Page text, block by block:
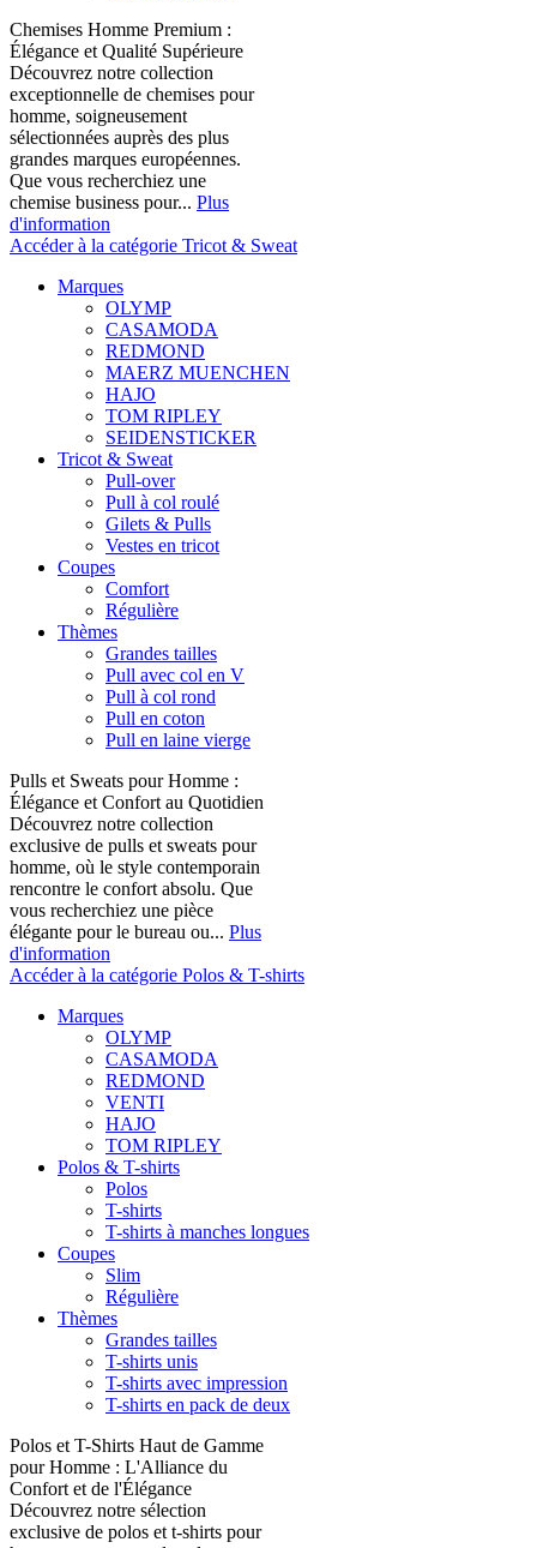
Chemises Homme Premium :
Élégance et Qualité Supérieure
Découvrez notre collection
exceptionnelle de chemises pour
homme, soigneusement
sélectionnées auprès des plus
grandes marques européennes.
Que vous recherchiez une
chemise business pour... Plus
d'information
Accéder à la catégorie Tricot & Sweat
Marques
OLYMP
CASAMODA
REDMOND
MAERZ MUENCHEN
HAJO
TOM RIPLEY
SEIDENSTICKER
Tricot & Sweat
Pull-over
Pull à col roulé
Gilets & Pulls
Vestes en tricot
Coupes
Comfort
Régulière
Thèmes
Grandes tailles
Pull avec col en V
Pull à col rond
Pull en coton
Pull en laine vierge
Pulls et Sweats pour Homme :
Élégance et Confort au Quotidien
Découvrez notre collection
exclusive de pulls et sweats pour
homme, où le style contemporain
rencontre le confort absolu. Que
vous recherchiez une pièce
élégante pour le bureau ou... Plus
d'information
Accéder à la catégorie Polos & T-shirts
Marques
OLYMP
CASAMODA
REDMOND
VENTI
HAJO
TOM RIPLEY
Polos & T-shirts
Polos
T-shirts
T-shirts à manches longues
Coupes
Slim
Régulière
Thèmes
Grandes tailles
T-shirts unis
T-shirts avec impression
T-shirts en pack de deux
Polos et T-Shirts Haut de Gamme
pour Homme : L'Alliance du
Confort et de l'Élégance
Découvrez notre sélection
exclusive de polos et t-shirts pour